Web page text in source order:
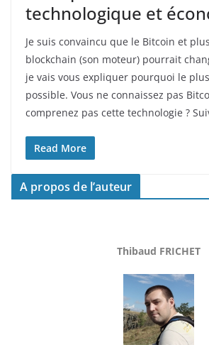
technologique et
Je suis convaincu que le Bitcoin et
blockchain (son moteur) pourrait
je vais vous expliquer pourquoi le
possible. Vous ne connaissez pas
comprenez pas cette technologie ?
Read More
A propos de l’auteur
Thibaud FRICHET